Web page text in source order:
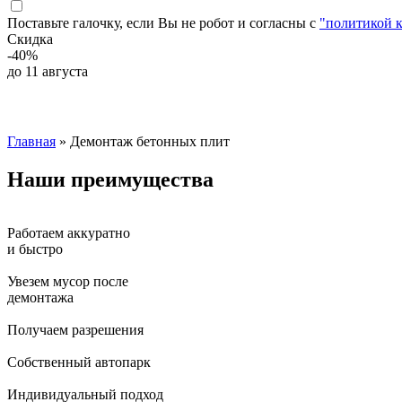
Поставьте галочку, если Вы не робот и согласны с "политикой
Скидка
-40%
до 11 августа
Главная » Демонтаж бетонных плит
Наши преимущества
Работаем аккуратно
и быстро
Увезем мусор после
демонтажа
Получаем разрешения
Собственный автопарк
Индивидуальный подход